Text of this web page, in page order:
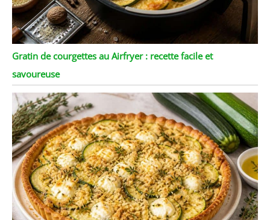
Gratin de courgettes au Airfryer : recette facile et
savoureuse